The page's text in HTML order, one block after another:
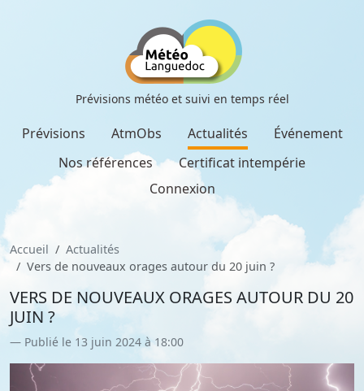
Prévisions météo et suivi en temps réel
Prévisions AtmObs Actualités
Événement
Nos références
Certificat intempérie
Connexion
Accueil
Actualités
Vers de nouveaux orages autour du 20 juin ?
VERS DE NOUVEAUX ORAGES AUTOUR DU 20
JUIN ?
Publié le 13 juin 2024 à 18:00